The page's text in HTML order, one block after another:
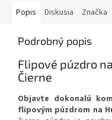
Popis Diskusia Značka
Podrobný popis
Flipové púzdro
Čierne
Objavte dokonalú
flipovým púzdrom na